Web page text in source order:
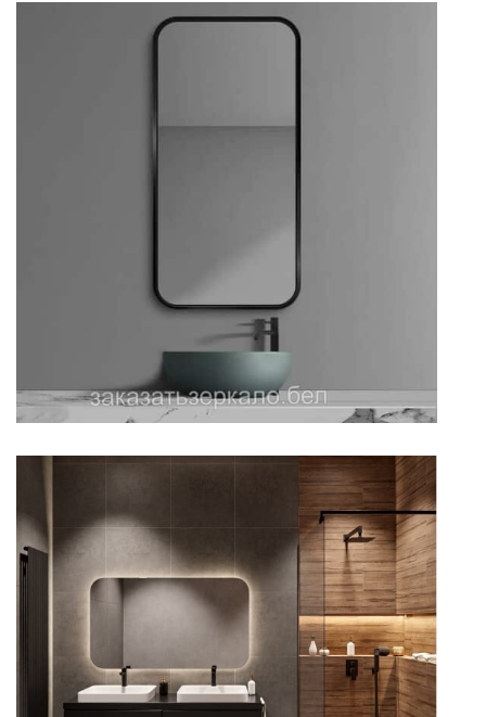
Зеркало в темной ванной